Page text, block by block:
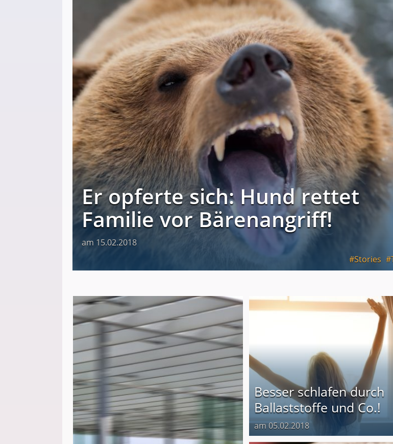
Er opferte sich: Hund rettet
Familie vor Bärenangriff!
am 15.02.2018
Stories
Besser schlafen durch
Ballaststoffe und Co.!
am 05.02.2018
Produkttester werden und